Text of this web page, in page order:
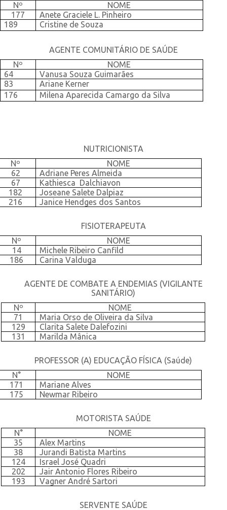
Nº
NOME
177
Anete Graciele L. Pinheiro
189
Cristine de Souza
AGENTE COMUNITÁRIO DE SAÚDE
Nº
NOME
64
Vanusa Souza Guimarães
83
Ariane Kerner
176
Milena Aparecida Camargo da Silva
NUTRICIONISTA
Nº
NOME
62
Adriane Peres Almeida
67
Kathiesca Dalchiavon
182
Joseane Salete Dalpiaz
216
Janice Hendges dos Santos
FISIOTERAPEUTA
Nº
NOME
14
Michele Ribeiro Canfild
186
Carina Valduga
AGENTE DE COMBATE A ENDEMIAS (VIGILANTE
SANITÁRIO)
Nº
NOME
71
Maria Orso de Oliveira da Silva
129
Clarita Salete Dalefozini
131
Marilda Mânica
PROFESSOR (A) EDUCAÇÃO FÍSICA (Saúde)
N°
NOME
171
Mariane Alves
175
Newmar Ribeiro
MOTORISTA SAÚDE
N°
NOME
35
Alex Martins
38
Jurandi Batista Martins
124
Israel José Quadri
202
Jair Antonio Flores Ribeiro
193
Vagner André Sartori
SERVENTE SAÚDE